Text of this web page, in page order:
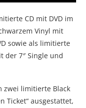
CD mit DVD im
Vinyl mit
sowie als limitierte
der 7″ Single und
zwei limitierte Black
Ticket“ ausgestattet,